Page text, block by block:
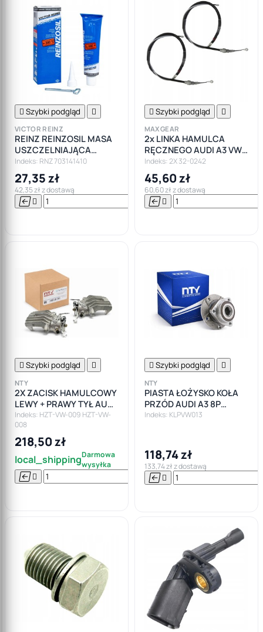
 Szybki podgląd 
VICTOR REINZ
REINZ REINZOSIL MASA
USZCZELNIAJĄCA
SZARA KLEJ 70M
Indeks: RNZ 703141410
27,35 zł
42,35 zł z dostawą
  

 Szybki podgląd 
MAXGEAR
2x LINKA HAMULCA
RĘCZNEGO AUDI A3 VW
GOLF V 5 VI 6 ZESTAW
PRAWA + LEWA
Indeks: 2X 32-0242
45,60 zł
60,60 zł z dostawą
 
 Szybki podgląd 
NTY
2X ZACISK HAMULCOWY
LEWY + PRAWY TYŁ AUDI
A3 8P1 SEAT LEON SKODA
OCTAVIA II
Indeks: HZT-VW-009 HZT-VW-
008
218,50 zł
local_shippingDarmowa
wysyłka
  

 Szybki podgląd 
NTY
PIASTA ŁOŻYSKO KOŁA
PRZÓD AUDI A3 8P
SKODA OCTAVIA II III
Indeks: KLPVW013
118,74 zł
133,74 zł z dostawą
 